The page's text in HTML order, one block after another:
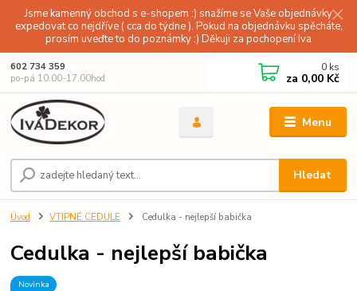
Jsme kamenný obchod s e-shopem :) snažíme se Vaše objednávky
expedovat co nejdříve ( cca do týdne ). Pokud na objednávku spěcháte,
prosím uveďte to do poznámky :) Děkuji za pochopení Iva
Menu
Hledat
602 734 359
po-pá 10.00-17.00hod
0 ks
za 0,00 Kč
Úvod VTIPNÉ CEDULE Cedulka - nejlepší babička
Cedulka - nejlepší babička
Novinka